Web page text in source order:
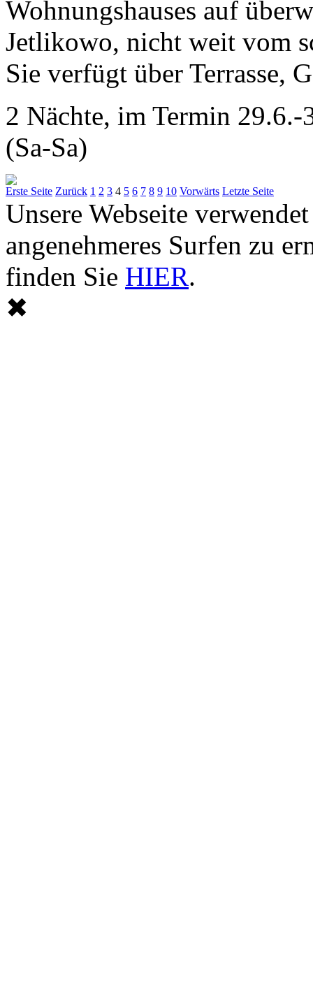
Wohnungshauses auf
Jetlikowo, nicht weit vom
Sie verfügt über Terrasse,
2 Nächte, im Termin
(Sa-Sa)
Erste Seite Zurück 1 2 3 4 5 6 7 8 9 10 Vorwärts Letzte Seite
Unsere Webseite
angenehmeres Surfen zu
finden Sie HIER.
✖